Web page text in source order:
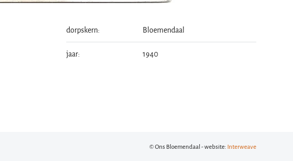
dorpskern: Bloemendaal
jaar: 1940
© Ons Bloemendaal - website: Interweave